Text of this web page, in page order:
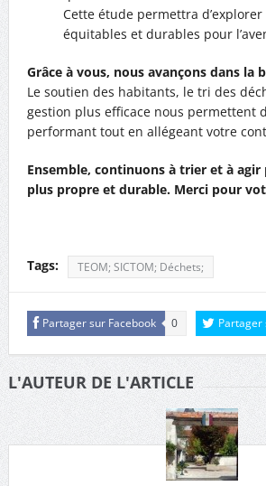
Cette étude permettra
équitables et durables pour
Grâce à vous, nous avançons dans la
Le soutien des habitants, le tri des
gestion plus efficace nous permettent
performant tout en allégeant votre
Ensemble, continuons à trier et à
plus propre et durable. Merci pour
Tags: TEOM; SICTOM; Déchets;
Partager sur Facebook 0
L'AUTEUR DE L'ARTICLE